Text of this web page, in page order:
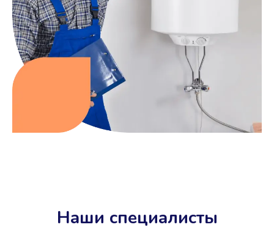
Наши специалисты